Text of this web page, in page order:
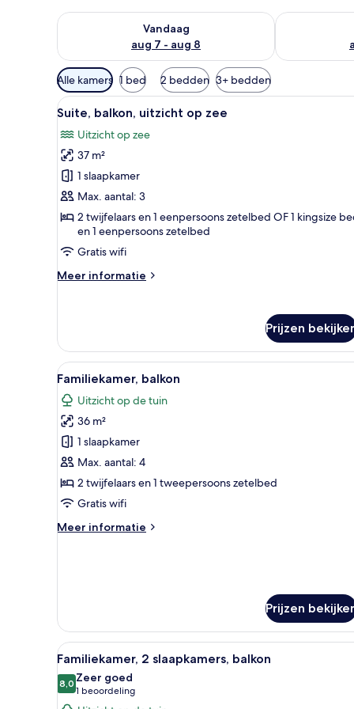
Vandaag
aug 7 - aug 8
De beschikbaarheid controleren voor vanavond aug
De
Beschikbare
filters
voor
kamers
Alle kamers 1 bed 2 bedden 3+ bedden
Alle
foto's
voor
Suite,
balkon,
uitzicht
op
zee
laden
Een hotelkamer met een
5
Suite, balkon, uitzicht op zee
Uitzicht op zee
37 m²
1 slaapkamer
Max. aantal: 3
2 twijfelaars en 1 eenpersoons zetelbed OF 1 kingsize
en 1 eenpersoons zetelbed
Gratis wifi
Meer informatie
Meer
uitzicht
op
zee
Prijzen
Alle
foto's
voor
Familiekamer,
balkon
laden
Een hotelkamer met een
5
Familiekamer, balkon
Uitzicht op de tuin
36 m²
1 slaapkamer
Max. aantal: 4
2 twijfelaars en 1 tweepersoons zetelbed
Gratis wifi
Meer informatie
Meer
Prijzen
Alle
foto's
voor
Familiekamer,
Een hotelkamer met een
6
Familiekamer, 2 slaapkamers, balkon
8,08,0 van 10
Zeer goed
1 beoordeling
(1